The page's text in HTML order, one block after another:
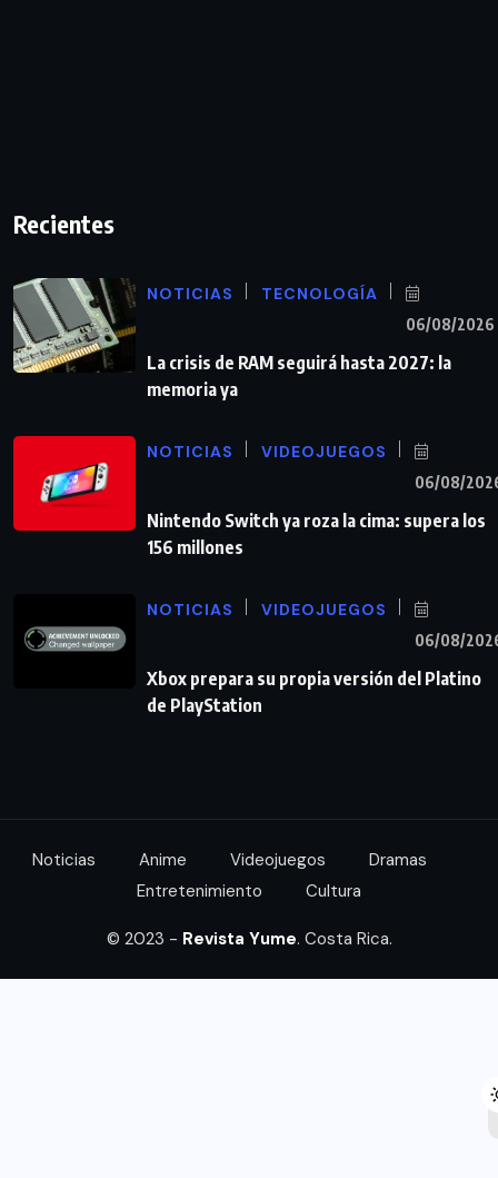
Recientes
NOTICIAS TECNOLOGÍA
06/08/2026
La crisis de RAM seguirá hasta 2027: la
memoria ya
NOTICIAS VIDEOJUEGOS
06/08/
Nintendo Switch ya roza la cima: supera los
156 millones
NOTICIAS VIDEOJUEGOS
06/08/
Xbox prepara su propia versión del Platino
de PlayStation
Noticias Anime Videojuegos
Dramas
Entretenimiento
Cultura
© 2023 - Revista Yume. Costa Rica.